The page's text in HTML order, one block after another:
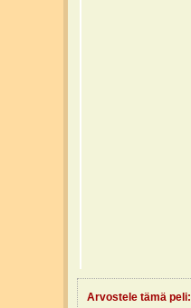
Arvostele tämä peli: